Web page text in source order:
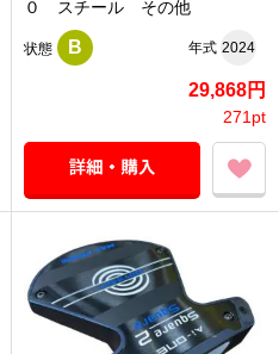
０ スチール その他
状態 B 年式 2024
29,868円
271pt